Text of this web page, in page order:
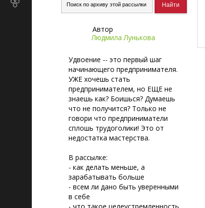
маркетинг
Автор
Людмила Лунькова
Удвоение -- это первый шаг
начинающего предпринимателя.
УЖЕ хочешь стать
предпринимателем, но ЕЩЕ не
знаешь как? Боишься? Думаешь
что не получится? Только не
говори что предприниматели
сплошь трудоголики! Это от
недостатка мастерства.
В рассылке:
- как делать меньше, а
зарабатывать больше
- всем ли дано быть уверенными
в себе